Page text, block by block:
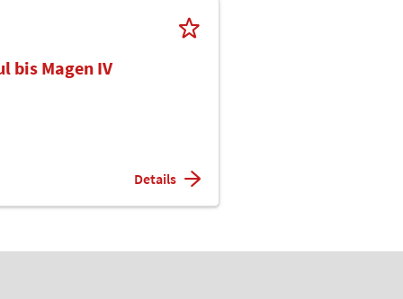
bis Magen IV
Details